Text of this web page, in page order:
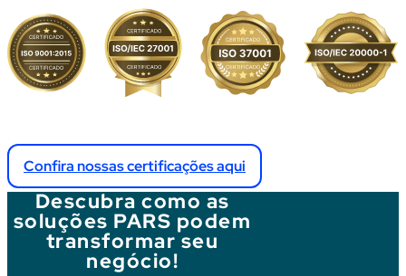
Confira nossas certificações aqui
Descubra como as
soluções PARS podem
transformar seu
negócio!